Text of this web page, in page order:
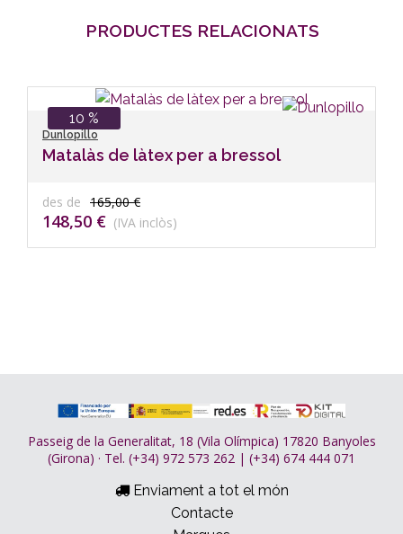
PRODUCTES RELACIONATS
10 %
Dunlopillo
Matalàs de làtex per a bressol
des de 165,00 €
148,50 € (IVA inclòs)
Passeig de la Generalitat, 18 (Vila Olímpica) 17820 Banyoles
(Girona) · Tel. (+34) 972 573 262 | (+34) 674 444 071
Enviament a tot el món
Contacte